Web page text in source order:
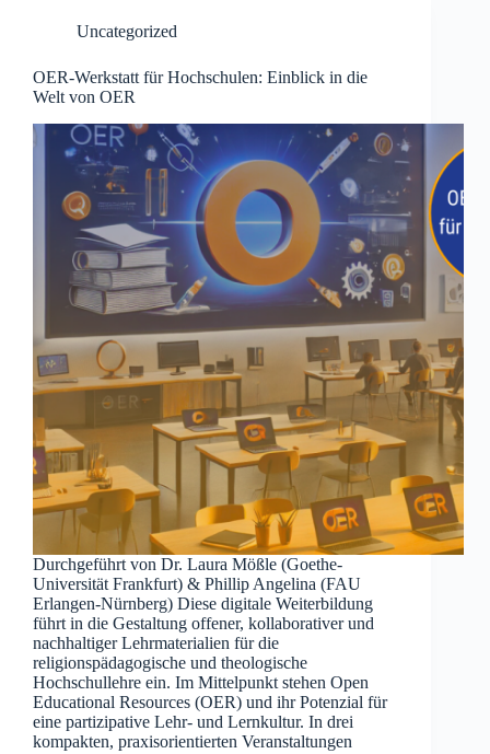
Uncategorized
OER-Werkstatt für Hochschulen: Einblick in die
Welt von OER
Durchgeführt von Dr. Laura Mößle (Goethe-
Universität Frankfurt) & Phillip Angelina (FAU
Erlangen-Nürnberg) Diese digitale Weiterbildung
führt in die Gestaltung offener, kollaborativer und
nachhaltiger Lehrmaterialien für die
religionspädagogische und theologische
Hochschullehre ein. Im Mittelpunkt stehen Open
Educational Resources (OER) und ihr Potenzial für
eine partizipative Lehr- und Lernkultur. In drei
kompakten, praxisorientierten Veranstaltungen